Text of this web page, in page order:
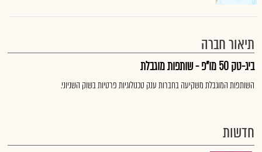
תיאור חברה
ביג-טק 50 מו"פ - שותפות מוגבלת
השותפות המוגבלת משקיעה בחברות ענק טכנולוגיות פרטיות בשוק השניוני.
חדשות